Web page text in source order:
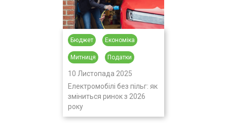
Бюджет Економіка
Митниця Податки
10 Листопада 2025
Електромобілі без пільг: як
зміниться ринок з 2026
року